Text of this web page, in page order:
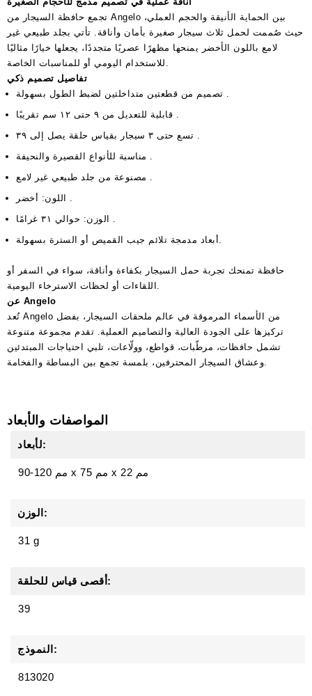
تجمع حافظة السيجار من Angelo بين الحماية الأنيقة والحجم العملي،
حيث صُممت لحمل ثلاث سيجار صغيرة بأمان وأناقة. تأتي بجلد طبيعي غير
لامع باللون الأخضر يمنحها مظهرًا عصريًا متجددًا، يجعلها خيارًا مثاليًا
للاستخدام اليومي أو للمناسبات الخاصة.
تفاصيل تصميم ذكي
تصميم من قطعتين متداخلتين لضبط الطول بسهولة .
قابلية للتعديل من ٩ حتى ١٢ سم تقريبًا .
تسع حتى ٣ سيجار بقياس حلقة يصل إلى ٣٩ .
مناسبة للأنواع القصيرة والنحيفة .
مصنوعة من جلد طبيعي غير لامع .
اللون: أخضر .
الوزن: حوالي ٣١ غرامًا .
أبعاد مدمجة تلائم جيب القميص أو السترة بسهولة.
حافظة تمنحك تجربة حمل السيجار بكفاءة وأناقة، سواء في السفر أو
اللقاءات أو لحظات الاسترخاء اليومية.
عن Angelo
تُعد Angelo من الأسماء المرموقة في عالم ملحقات السيجار، بفضل
تركيزها على الجودة العالية والتصاميم العملية. تقدم مجموعة متنوعة
تشمل حافظات، مرطّبات، قواطع، وولّاعات، تلبي احتياجات المبتدئين
وعشاق السيجار المحترفين، بلمسة تجمع بين البساطة والفخامة.
المواصفات والأبعاد
لأبعاد:
90-120 مم x 75 مم x 22 مم
الوزن:
31 g
أقصى قياس للحلقة:
39
النموذج:
813020